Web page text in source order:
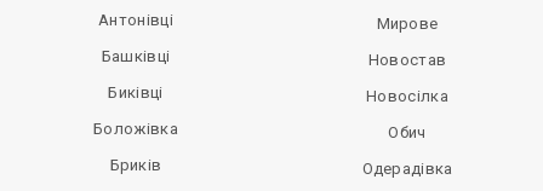
Антонівці
Башківці
Биківці
Боложівка
Бриків
Мирове
Новостав
Новосілка
Обич
Одерадівка